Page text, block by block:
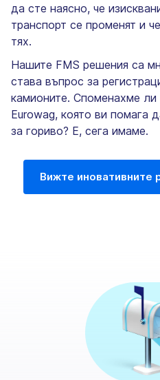
да сте наясно, че
транспорт се променят и
тях.
Нашите FMS решения са
става въпрос за
камионите. Споменахме ли
Eurowag, която ви помага
за гориво? Е, сега имаме.
Вижте иновативните